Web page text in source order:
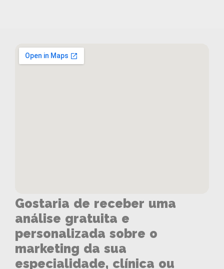
Gostaria de receber uma
análise gratuita e
personalizada sobre o
marketing da sua
especialidade, clínica ou